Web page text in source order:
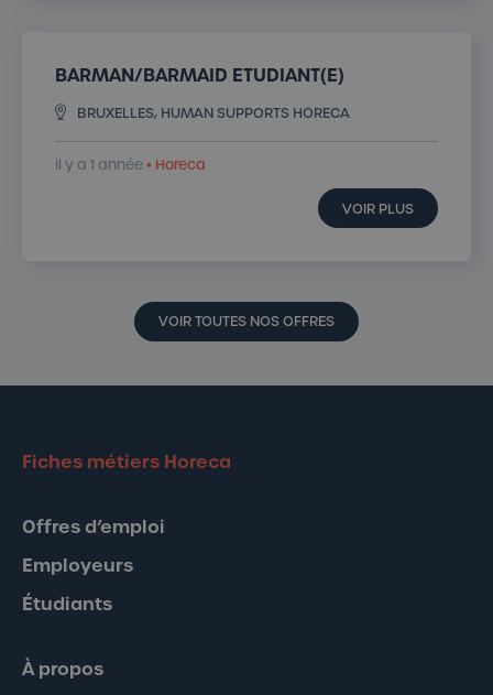
BARMAN/BARMAID ETUDIANT(E)
BRUXELLES, HUMAN SUPPORTS HORECA
il y a 1 année• Horeca
VOIR PLUS
VOIR TOUTES NOS OFFRES
Fiches métiers Horeca
Offres d’emploi
Employeurs
Étudiants
À propos